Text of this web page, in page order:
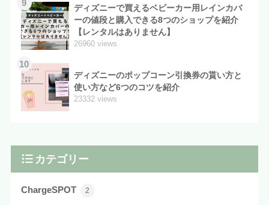
9
ディズニーで買えるベビーカー用レインカバ
ーの値段と購入できる8つのショップを紹介
【レンタルはありません】
26960 views
10
ディズニーのポップコーン引換券の貰い方と
使い方など6つのコツを紹介
23332 views
カテゴリー
ChargeSPOT 2